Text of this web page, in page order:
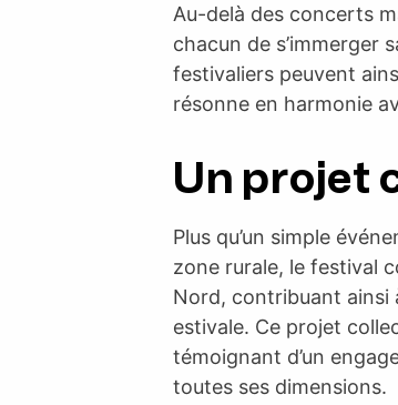
Au-delà des concerts
chacun de s’immerger
festivaliers peuvent
résonne en harmonie
Un projet
Plus qu’un simple
zone rurale, le festival
Nord, contribuant ainsi
estivale. Ce projet
témoignant d’un
toutes ses dimensions.